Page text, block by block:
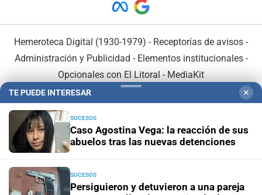
Hemeroteca Digital (1930-1979) - Receptorías de avisos -
Administración y Publicidad - Elementos institucionales-
Opcionales con El Litoral - MediaKit
En Asociación con:
TE PUEDE INTERESAR ✕
SUCESOS
Caso Agostina Vega: la reacción de sus
abuelos tras las nuevas detenciones
SUCESOS
Persiguieron y detuvieron a una pareja